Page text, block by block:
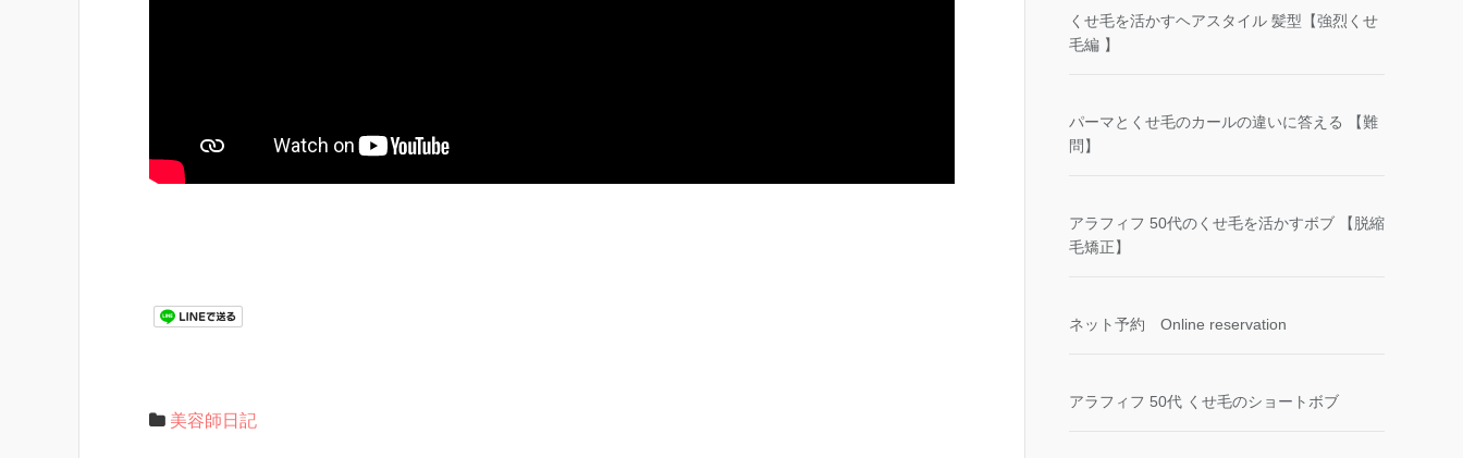
美容師日記
くせ毛を活かすヘアスタイル 髪型【強烈くせ
毛編 】
パーマとくせ毛のカールの違いに答える 【難
問】
アラフィフ 50代のくせ毛を活かすボブ 【脱縮
毛矯正】
ネット予約 Online reservation
アラフィフ 50代 くせ毛のショートボブ